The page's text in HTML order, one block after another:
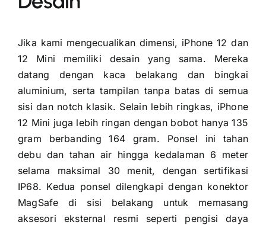
Jika kami mengecualikan dimensi, iPhone 12 dan
12 Mini memiliki desain yang sama. Mereka
datang dengan kaca belakang dan bingkai
aluminium, serta tampilan tanpa batas di semua
sisi dan notch klasik. Selain lebih ringkas, iPhone
12 Mini juga lebih ringan dengan bobot hanya 135
gram berbanding 164 gram. Ponsel ini tahan
debu dan tahan air hingga kedalaman 6 meter
selama maksimal 30 menit, dengan sertifikasi
IP68. Kedua ponsel dilengkapi dengan konektor
MagSafe di sisi belakang untuk memasang
aksesori eksternal resmi seperti pengisi daya